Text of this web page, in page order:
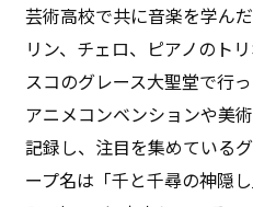
芸術高校で共に音楽を学ん
リン、チェロ、ピアノのト
スコのグレース大聖堂で行
アニメコンベンションや美
記録し、注目を集めている
ープ名は「千と千尋の神隠